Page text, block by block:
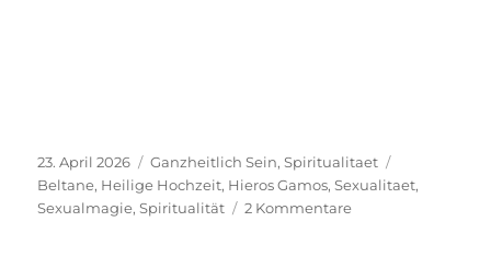
Veröffentlicht
am
23. April 2026 Kategorien
Ganzheitlich Sein,Spiritualitaet
Beltane, Heilige Hochzeit, Hieros Gamos,Sexualitaet,
Sexualmagie,Spiritualität 2 Kommentarezu